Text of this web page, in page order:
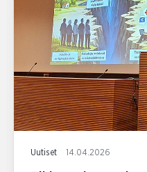
Uutiset 14.04.2026